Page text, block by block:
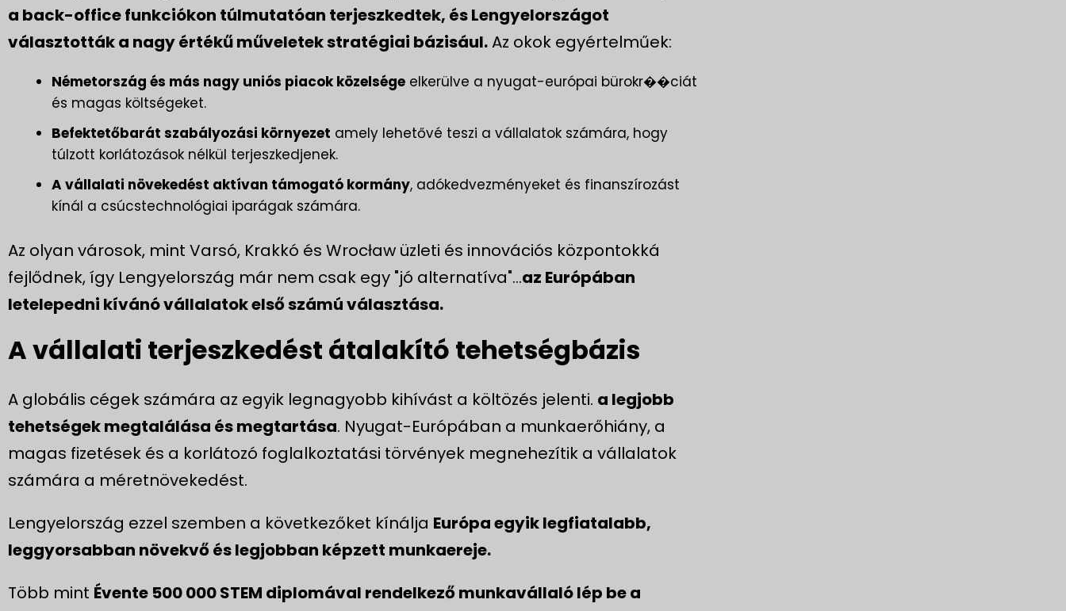
a back-office funkciókon túlmutatóan terjeszkedtek, és Lengyelországot
választották a nagy értékű műveletek stratégiai bázisául.Az okok egyértelműek:
Németország és más nagy uniós piacok közelsége elkerülve a nyugat-európai bürokr��ciát
és magas költségeket.
Befektetőbarát szabályozási környezet amely lehetővé teszi a vállalatok számára, hogy
túlzott korlátozások nélkül terjeszkedjenek.
A vállalati növekedést aktívan támogató kormány, adókedvezményeket és finanszírozást
kínál a csúcstechnológiai iparágak számára.
Az olyan városok, mint Varsó, Krakkó és Wrocław üzleti és innovációs központokká
fejlődnek, így Lengyelország már nem csak egy "jó alternatíva"...az Európában
letelepedni kívánó vállalatok első számú választása.
A vállalati terjeszkedést átalakító tehetségbázis
A globális cégek számára az egyik legnagyobb kihívást a költözés jelenti. a legjobb
tehetségek megtalálása és megtartása. Nyugat-Európában a munkaerőhiány, a
magas fizetések és a korlátozó foglalkoztatási törvények megnehezítik a vállalatok
számára a méretnövekedést.
Lengyelország ezzel szemben a következőket kínálja Európa egyik legfiatalabb,
leggyorsabban növekvő és legjobban képzett munkaereje.
Több mint Évente 500 000 STEM diplomával rendelkező munkavállaló lép be a